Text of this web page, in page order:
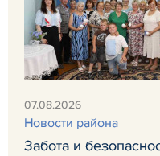
07.08.2026
Новости района
Забота и